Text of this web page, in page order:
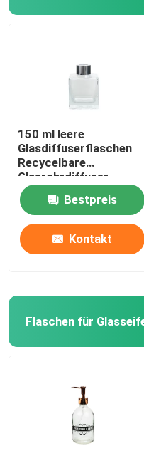
150 ml leere
Glasdiffuserflaschen
Recycelbare
Glasrohrdiffuser
Bestpreis
Kontakt
Flaschen für